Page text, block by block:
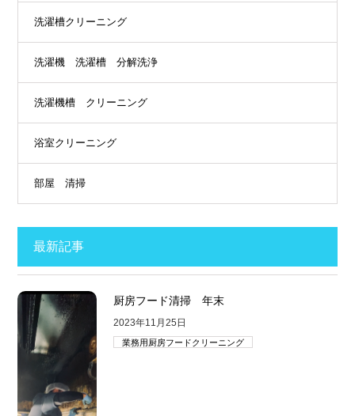
洗濯槽クリーニング
洗濯機 洗濯槽 分解洗浄
洗濯機槽 クリーニング
浴室クリーニング
部屋 清掃
最新記事
厨房フード清掃 年末
2023年11月25日
業務用厨房フードクリーニング